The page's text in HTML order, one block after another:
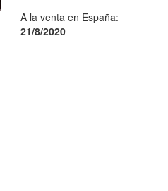
A la venta en España:
21/8/2020